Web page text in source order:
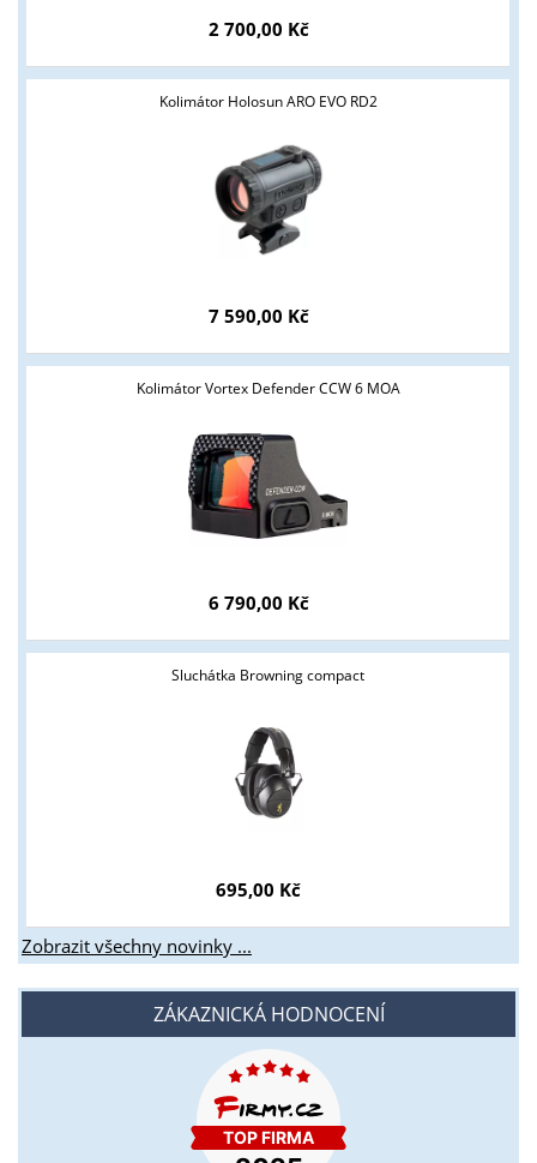
2 700,00 Kč
Kolimátor Holosun ARO EVO RD2
7 590,00 Kč
Kolimátor Vortex Defender CCW 6 MOA
6 790,00 Kč
Sluchátka Browning compact
695,00 Kč
Zobrazit všechny novinky ...
ZÁKAZNICKÁ HODNOCENÍ